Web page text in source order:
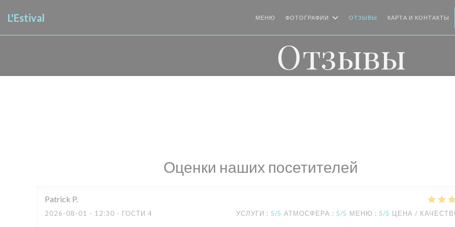
L'Estival МЕНЮ ФОТОГРАФИИ ОТЗЫВЫ КАРТА И КОНТАКТЫ
Отзывы
Оценки наших посетителей
Patrick P
2026-08-01 - 12:30 - ГОСТИ 4 УСЛУГИ : 5/5 АТМОСФЕРА : 5/5 МЕНЮ : 5/5 ЦЕНА /